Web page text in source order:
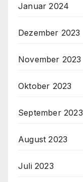
Januar 2024
Dezember 2023
November 2023
Oktober 2023
September 2023
August 2023
Juli 2023